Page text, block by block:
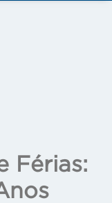
Férias: